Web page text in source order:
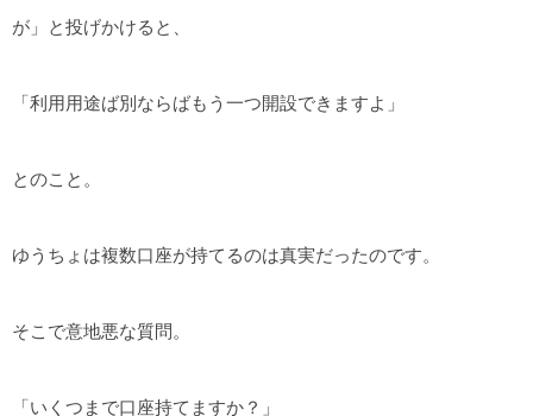
が」と投げかけると、
「利用用途ば別ならばもう一つ開設できますよ」
とのこと。
ゆうちょは複数口座が持てるのは真実だったのです。
そこで意地悪な質問。
「いくつまで口座持てますか？」